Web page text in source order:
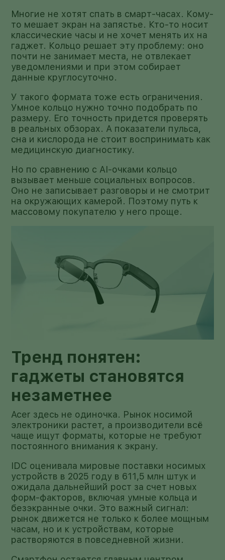
Многие не хотят спать в смарт-часах. Кому-
то мешает экран на запястье. Кто-то носит
классические часы и не хочет менять их на
гаджет. Кольцо решает эту проблему: оно
почти не занимает места, не отвлекает
уведомлениями и при этом собирает
данные круглосуточно.
У такого формата тоже есть ограничения.
Умное кольцо нужно точно подобрать по
размеру. Его точность придется проверять
в реальных обзорах. А показатели пульса,
сна и кислорода не стоит воспринимать как
медицинскую диагностику.
Но по сравнению с AI-очками кольцо
вызывает меньше социальных вопросов.
Оно не записывает разговоры и не смотрит
на окружающих камерой. Поэтому путь к
массовому покупателю у него проще.
Тренд понятен:
гаджеты становятся
незаметнее
Acer здесь не одиночка. Рынок носимой
электроники растет, а производители всё
чаще ищут форматы, которые не требуют
постоянного внимания к экрану.
IDC оценивала мировые поставки носимых
устройств в 2025 году в 611,5 млн штук и
ожидала дальнейший рост за счет новых
форм-факторов, включая умные кольца и
безэкранные очки. Это важный сигнал:
рынок движется не только к более мощным
часам, но и к устройствам, которые
растворяются в повседневной жизни.